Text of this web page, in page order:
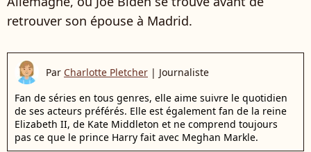
retrouver son épouse à Madrid.
Par Charlotte Pletcher | Journaliste
Fan de séries en tous genres, elle aime suivre le quotidien
de ses acteurs préférés. Elle est également fan de la reine
Elizabeth II, de Kate Middleton et ne comprend toujours
pas ce que le prince Harry fait avec Meghan Markle.